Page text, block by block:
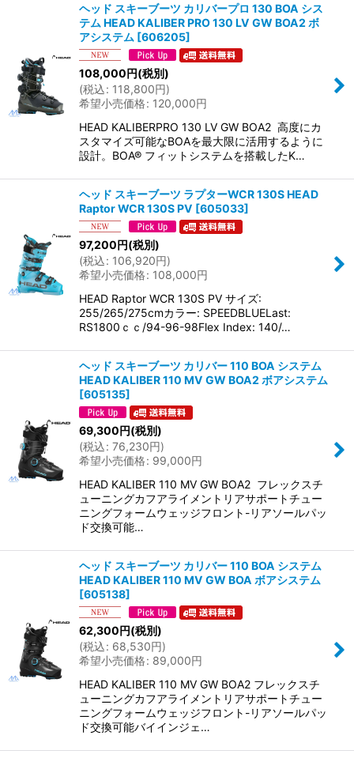
ヘッド スキーブーツ カリバープロ 130 BOA シス
テム HEAD KALIBER PRO 130 LV GW BOA2 ボ
アシステム [606205]
108,000円(税別)
(税込: 118,800円)
希望小売価格: 120,000円
HEAD KALIBERPRO 130 LV GW BOA2 高度にカ
スタマイズ可能なBOAを最大限に活用するように
設計。BOA® フィットシステムを搭載したK…
ヘッド スキーブーツ ラプターWCR 130S HEAD
Raptor WCR 130S PV [605033]
97,200円(税別)
(税込: 106,920円)
希望小売価格: 108,000円
HEAD Raptor WCR 130S PV サイズ:
255/265/275cmカラー: SPEEDBLUELast:
RS1800ｃｃ/94-96-98Flex Index: 140/…
ヘッド スキーブーツ カリバー 110 BOA システム
HEAD KALIBER 110 MV GW BOA2 ボアシステム
[605135]
69,300円(税別)
(税込: 76,230円)
希望小売価格: 99,000円
HEAD KALIBER 110 MV GW BOA2 フレックスチ
ューニングカフアライメントリアサポートチュー
ニングフォームウェッジフロント-リアソールパッ
ド交換可能…
ヘッド スキーブーツ カリバー 110 BOA システム
HEAD KALIBER 110 MV GW BOA ボアシステム
[605138]
62,300円(税別)
(税込: 68,530円)
希望小売価格: 89,000円
HEAD KALIBER 110 MV GW BOA2 フレックスチ
ューニングカフアライメントリアサポートチュー
ニングフォームウェッジフロント-リアソールパッ
ド交換可能バイインジェ…